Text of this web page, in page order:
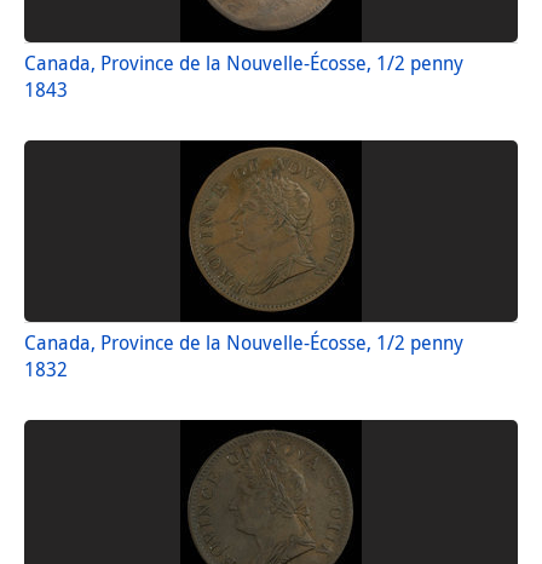
Canada, Province de la Nouvelle-Écosse, 1/2 penny
1843
Canada, Province de la Nouvelle-Écosse, 1/2 penny
1832